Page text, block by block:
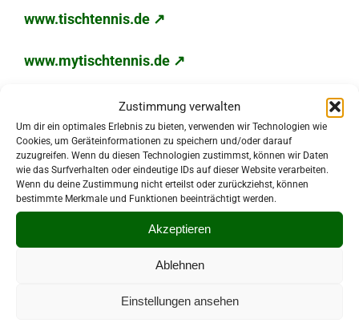
Zustimmung verwalten
Um dir ein optimales Erlebnis zu bieten, verwenden wir Technologien wie
Cookies, um Geräteinformationen zu speichern und/oder darauf
zuzugreifen. Wenn du diesen Technologien zustimmst, können wir Daten
wie das Surfverhalten oder eindeutige IDs auf dieser Website verarbeiten.
Wenn du deine Zustimmung nicht erteilst oder zurückziehst, können
bestimmte Merkmale und Funktionen beeinträchtigt werden.
Akzeptieren
Ablehnen
Einstellungen ansehen
www.tischtennis.de ↗
www.mytischtennis.de ↗
www.vogtlandkreis.de ↗
www.ksb-vogtland.de ↗